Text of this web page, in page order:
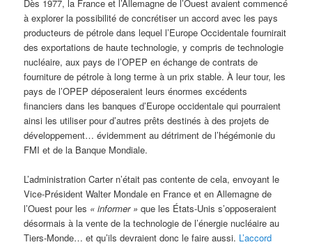
Dès 1977, la France et l’Allemagne de l’Ouest avaient commencé
à explorer la possibilité de concrétiser un accord avec les pays
producteurs de pétrole dans lequel l’Europe Occidentale fournirait
des exportations de haute technologie, y compris de technologie
nucléaire, aux pays de l’OPEP en échange de contrats de
fourniture de pétrole à long terme à un prix stable. À leur tour, les
pays de l’OPEP déposeraient leurs énormes excédents
financiers dans les banques d’Europe occidentale qui pourraient
ainsi les utiliser pour d’autres prêts destinés à des projets de
développement… évidemment au détriment de l’hégémonie du
FMI et de la Banque Mondiale.
L’administration Carter n’était pas contente de cela, envoyant le
Vice-Président Walter Mondale en France et en Allemagne de
l’Ouest pour les « informer » que les États-Unis s’opposeraient
désormais à la vente de la technologie de l’énergie nucléaire au
Tiers-Monde… et qu’ils devraient donc le faire aussi. L’accord